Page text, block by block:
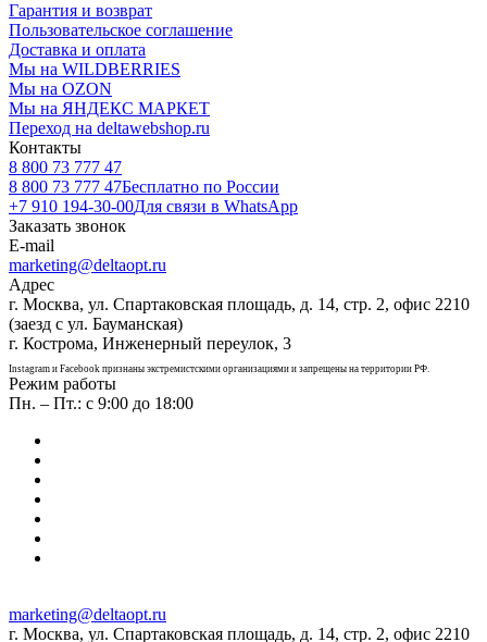
Гарантия и возврат
Пользовательское соглашение
Доставка и оплата
Мы на WILDBERRIES
Мы на OZON
Мы на ЯНДЕКС МАРКЕТ
Переход на deltawebshop.ru
Контакты
8 800 73 777 47
8 800 73 777 47Бесплатно по России
+7 910 194-30-00Для связи в WhatsApp
Заказать звонок
E-mail
marketing@deltaopt.ru
Адрес
г. Москва, ул. Спартаковская площадь, д. 14, стр. 2, офис 2210
(заезд с ул. Бауманская)
г. Кострома, Инженерный переулок, 3
Instagram и Facebook признаны экстремистскими организациями и запрещены на территории РФ.
Режим работы
Пн. – Пт.: с 9:00 до 18:00
marketing@deltaopt.ru
г. Москва, ул. Спартаковская площадь, д. 14, стр. 2, офис 2210